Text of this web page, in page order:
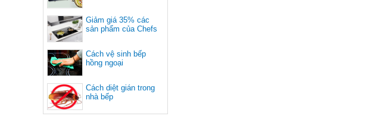
Giảm giá 35% các
sản phẩm của Chefs
Cách vệ sinh bếp
hồng ngoại
Cách diệt gián trong
nhà bếp